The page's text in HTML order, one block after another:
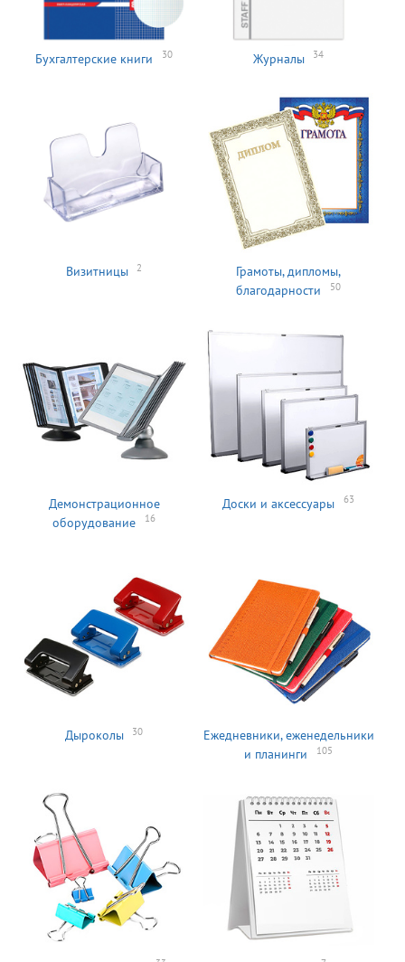
Бухгалтерские книги 30 Журналы 34
Визитницы 2
Грамоты, дипломы,
благодарности
50
Демонстрационное
оборудование
16
Доски и аксессуары 63
Дыроколы 30
Ежедневники, еженедельники
и планинги
105